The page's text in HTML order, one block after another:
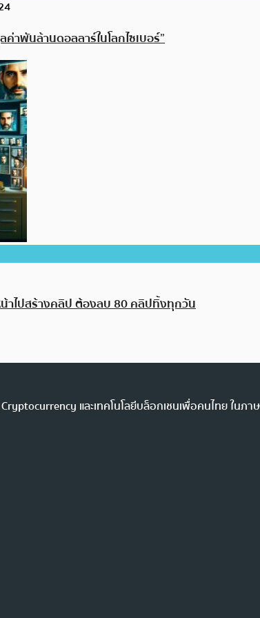
าพันล้านดอลลาร์ในโลกไซเบอร์”
าไปสร้างคลิป ต้องลบ 80 คลิปทิ้งทุกวัน
และเทคโนโลยีบล็อกเชนเพื่อคนไทย ใน